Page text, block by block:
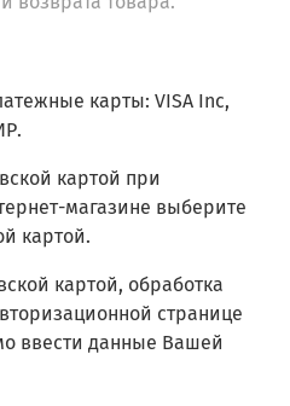
карты: VISA Inc,
картой при
магазине выберите
картой.
картой, обработка
странице
ввести данные Вашей